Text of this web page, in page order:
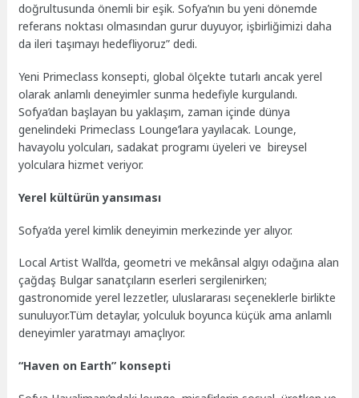
doğrultusunda önemli bir eşik. Sofya’nın bu yeni dönemde
referans noktası olmasından gurur duyuyor, işbirliğimizi daha
da ileri taşımayı hedefliyoruz” dedi.
Yeni Primeclass konsepti, global ölçekte tutarlı ancak yerel
olarak anlamlı deneyimler sunma hedefiyle kurgulandı.
Sofya’dan başlayan bu yaklaşım, zaman içinde dünya
genelindeki Primeclass Lounge’lara yayılacak. Lounge,
havayolu yolcuları, sadakat programı üyeleri ve bireysel
yolculara hizmet veriyor.
Yerel kültürün yansıması
Sofya’da yerel kimlik deneyimin merkezinde yer alıyor.
Local Artist Wall’da, geometri ve mekânsal algıyı odağına alan
çağdaş Bulgar sanatçıların eserleri sergilenirken;
gastronomide yerel lezzetler, uluslararası seçeneklerle birlikte
sunuluyor.Tüm detaylar, yolculuk boyunca küçük ama anlamlı
deneyimler yaratmayı amaçlıyor.
“Haven on Earth” konsepti